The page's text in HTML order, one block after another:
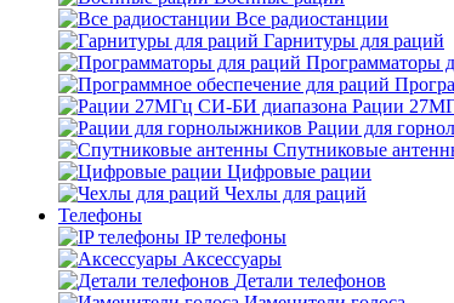
Все радиостанции
Гарнитуры для раций
Программаторы
Рации
Рации для
Спутниковые
Цифровые рации
Чехлы для раций
Телефоны
IP телефоны
Аксессуары
Детали телефонов